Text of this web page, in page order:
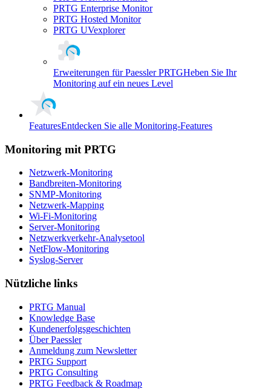
PRTG Enterprise Monitor
PRTG Hosted Monitor
PRTG UVexplorer
Erweiterungen für Paessler PRTGHeben Sie Ihr
Monitoring auf ein neues Level
FeaturesEntdecken Sie alle Monitoring-Features
Monitoring mit PRTG
Netzwerk-Monitoring
Bandbreiten-Monitoring
SNMP-Monitoring
Netzwerk-Mapping
Wi-Fi-Monitoring
Server-Monitoring
Netzwerkverkehr-Analysetool
NetFlow-Monitoring
Syslog-Server
Nützliche links
PRTG Manual
Knowledge Base
Kundenerfolgsgeschichten
Über Paessler
Anmeldung zum Newsletter
PRTG Support
PRTG Consulting
PRTG Feedback & Roadmap